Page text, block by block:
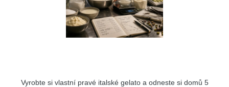
Vyrobte si vlastní pravé italské gelato a odneste si domů 5